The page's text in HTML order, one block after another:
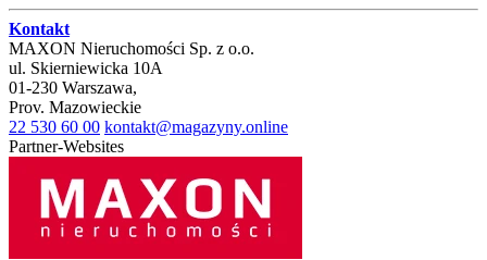
Kontakt
MAXON Nieruchomości Sp. z o.o.
ul. Skierniewicka 10A
01-230 Warszawa,
Prov. Mazowieckie
22 530 60 00 kontakt@magazyny.online
Partner-Websites